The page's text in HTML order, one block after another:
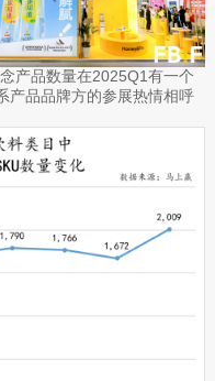
产品数量在2025Q1有一个
产品品牌方的参展热情相呼